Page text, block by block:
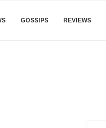
GOSSIPS REVIEWS